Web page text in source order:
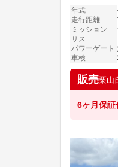
グレート
年式
走行距離
ミッション
サス
パワーゲート
車検
販売栗山
6ヶ月保証